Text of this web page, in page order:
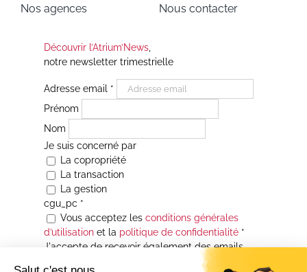
Nos agences
Nous contacter
Découvrir l’Atrium’News,
notre newsletter trimestrielle
Adresse email *
Prénom
Nom
Je suis concerné par
La copropriété
La transaction
La gestion
cgu_pc *
Vous acceptez les conditions générales
d’utilisationet la politique de confidentialité*
J'accepte de recevoir également des emails
Je souhaite être informé(e) de toutes les